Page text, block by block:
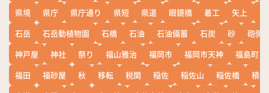
県境
県庁 県庁通り 県短 県道 眼鏡橋 着工 矢上
石岳
石岳動植物園 石橋 石油 石油備蓄 石炭 砂
砲弾
神戸屋
神社 祭り 福山雅治 福岡市 福岡市天神
福島町
福田
福砂屋 秋 移転 税関 稲佐 稲佐山 稲佐橋
積雪